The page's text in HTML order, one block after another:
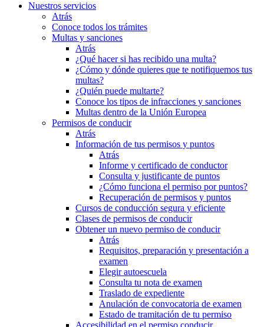
Nuestros servicios
Atrás
Conoce todos los trámites
Multas y sanciones
Atrás
¿Qué hacer si has recibido una multa?
¿Cómo y dónde quieres que te notifiquemos tus
multas?
¿Quién puede multarte?
Conoce los tipos de infracciones y sanciones
Multas dentro de la Unión Europea
Permisos de conducir
Atrás
Información de tus permisos y puntos
Atrás
Informe y certificado de conductor
Consulta y justificante de puntos
¿Cómo funciona el permiso por puntos?
Recuperación de permisos y puntos
Cursos de conducción segura y eficiente
Clases de permisos de conducir
Obtener un nuevo permiso de conducir
Atrás
Requisitos, preparación y presentación a
examen
Elegir autoescuela
Consulta tu nota de examen
Traslado de expediente
Anulación de convocatoria de examen
Estado de tramitación de tu permiso